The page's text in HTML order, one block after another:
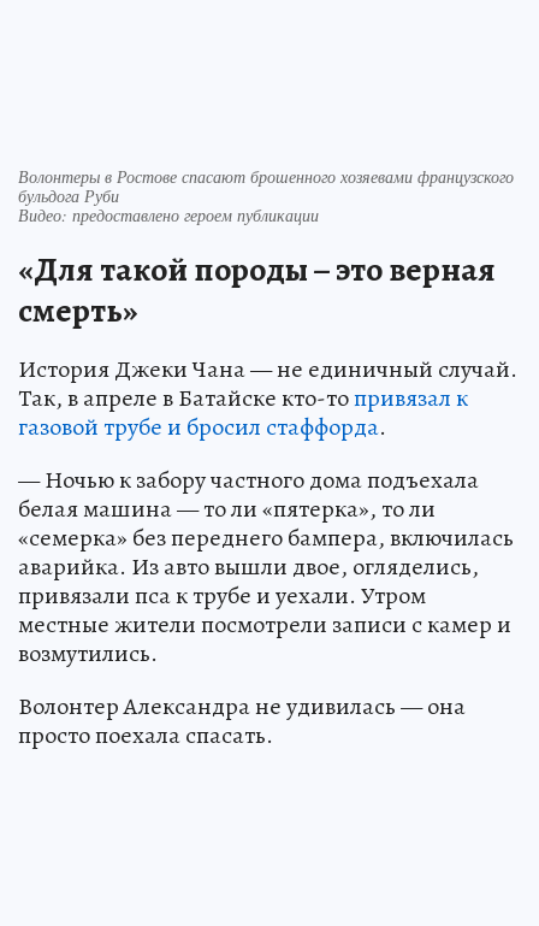
Волонтеры в Ростове спасают брошенного хозяевами французского
бульдога Руби
Видео: предоставлено героем публикации
«Для такой породы – это верная
смерть»
История Джеки Чана — не единичный случай.
Так, в апреле в Батайске кто-топривязал к
газовой трубе и бросил стаффорда.
— Ночью к забору частного дома подъехала
белая машина — то ли «пятерка», то ли
«семерка» без переднего бампера, включилась
аварийка. Из авто вышли двое, огляделись,
привязали пса к трубе и уехали. Утром
местные жители посмотрели записи с камер и
возмутились.
Волонтер Александра не удивилась — она
просто поехала спасать.